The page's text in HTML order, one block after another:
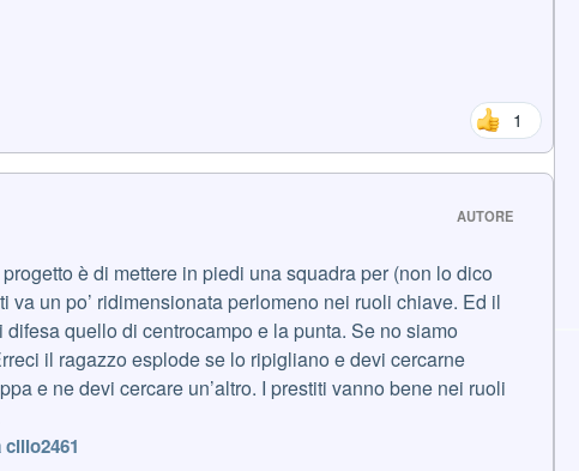
1
AUTORE
è di mettere in piedi una squadra per (non lo dico
un po’ ridimensionata perlomeno nei ruoli chiave. Ed il
quello di centrocampo e la punta. Se no siamo
il ragazzo esplode se lo ripigliano e devi cercarne
e ne devi cercare un’altro. I prestiti vanno bene nei ruoli